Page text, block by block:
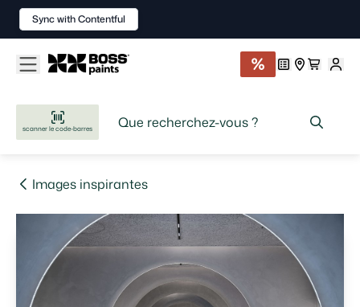
scanner le code-barres
Images inspirantes
Sync with Contentful